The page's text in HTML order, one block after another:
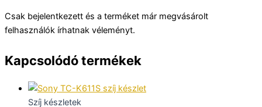
Csak bejelentkezett és a terméket már megvásárolt
felhasználók írhatnak véleményt.
Kapcsolódó termékek
Szíj készletek